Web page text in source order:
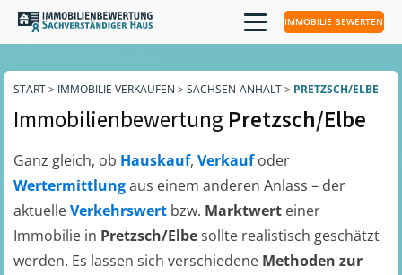
IMMOBILIE BEWERTEN
START> IMMOBILIE VERKAUFEN > SACHSEN-ANHALT> PRETZSCH/ELBE
Immobilienbewertung Pretzsch/Elbe
Ganz gleich, ob Hauskauf, Verkaufoder
Wertermittlungaus einem anderen Anlass – der
aktuelleVerkehrswert bzw. Marktwert einer
Immobilie in Pretzsch/Elbesollte realistisch geschätzt
werden. Es lassen sich verschiedene Methoden zur